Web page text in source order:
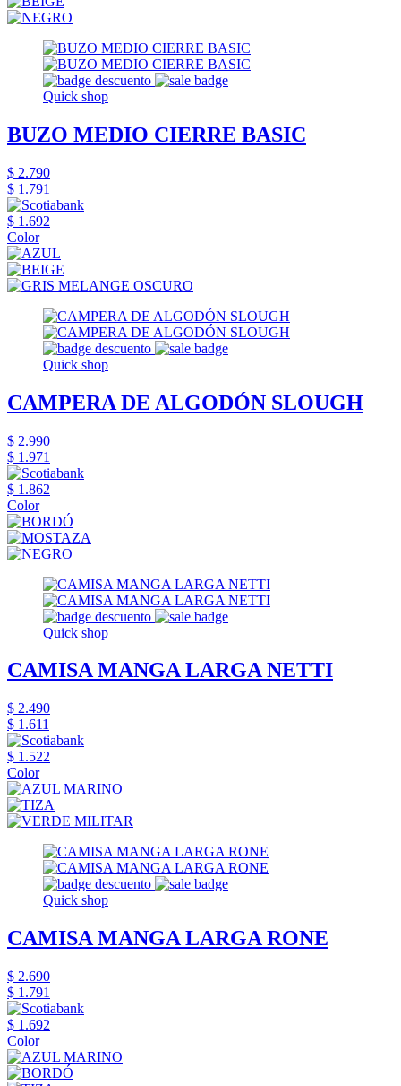
Quick shop
BUZO MEDIO CIERRE BASIC
$ 2.790
$ 1.791
$ 1.692
Color
Quick shop
CAMPERA DE ALGODÓN SLOUGH
$ 2.990
$ 1.971
$ 1.862
Color
Quick shop
CAMISA MANGA LARGA NETTI
$ 2.490
$ 1.611
$ 1.522
Color
Quick shop
CAMISA MANGA LARGA RONE
$ 2.690
$ 1.791
$ 1.692
Color